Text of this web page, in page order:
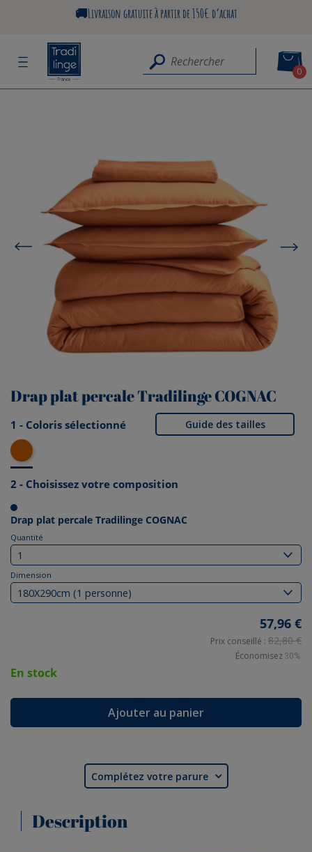
🚚Livraison gratuite à partir de 150€ d’achat
0
Drap plat percale Tradilinge COGNAC
Guide des tailles
1 - Coloris sélectionné
Cognac
2 - Choisissez votre composition
Drap plat percale Tradilinge COGNAC
Quantité
Dimension
57,96 €
Prix conseillé : 82,80 €
Économisez 30%
En stock
Ajouter au panier
Complétez votre parure 
Description